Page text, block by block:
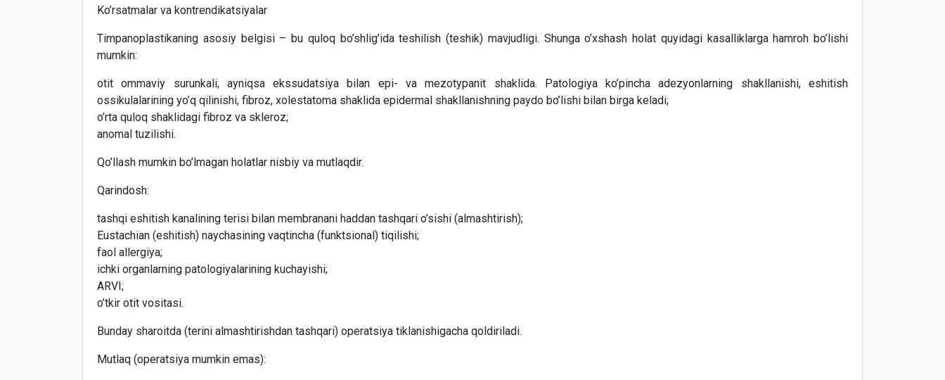
Ko’rsatmalar va kontrendikatsiyalar
Timpanoplastikaning asosiy belgisi – bu quloq bo’shlig’ida teshilish (teshik) mavjudligi. Shunga o’xshash holat quyidagi kasalliklarga hamroh bo’lishi
mumkin:
otit ommaviy surunkali, ayniqsa ekssudatsiya bilan epi- va mezotypanit shaklida. Patologiya ko’pincha adezyonlarning shakllanishi, eshitish
ossikulalarining yo’q qilinishi, fibroz, xolestatoma shaklida epidermal shakllanishning paydo bo’lishi bilan birga keladi;
o’rta quloq shaklidagi fibroz va skleroz;
anomal tuzilishi.
Qo’llash mumkin bo’lmagan holatlar nisbiy va mutlaqdir.
Qarindosh:
tashqi eshitish kanalining terisi bilan membranani haddan tashqari o’sishi (almashtirish);
Eustachian (eshitish) naychasining vaqtincha (funktsional) tiqilishi;
faol allergiya;
ichki organlarning patologiyalarining kuchayishi;
ARVI;
o’tkir otit vositasi.
Bunday sharoitda (terini almashtirishdan tashqari) operatsiya tiklanishigacha qoldiriladi.
Mutlaq (operatsiya mumkin emas):